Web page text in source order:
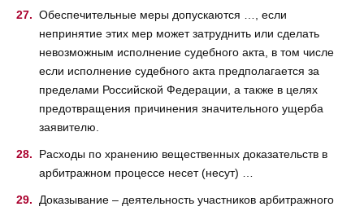
Обеспечительные меры допускаются …, если
непринятие этих мер может затруднить или сделать
невозможным исполнение судебного акта, в том числе
если исполнение судебного акта предполагается за
пределами Российской Федерации, а также в целях
предотвращения причинения значительного ущерба
заявителю.
Расходы по хранению вещественных доказательств в
арбитражном процессе несет (несут) …
Доказывание – деятельность участников арбитражного